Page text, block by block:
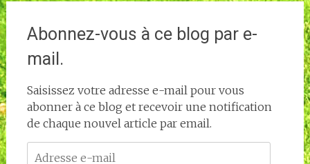
Abonnez-vous à ce blog par e-
mail.
Saisissez votre adresse e-mail pour vous
abonner à ce blog et recevoir une notification
de chaque nouvel article par email.
Adresse